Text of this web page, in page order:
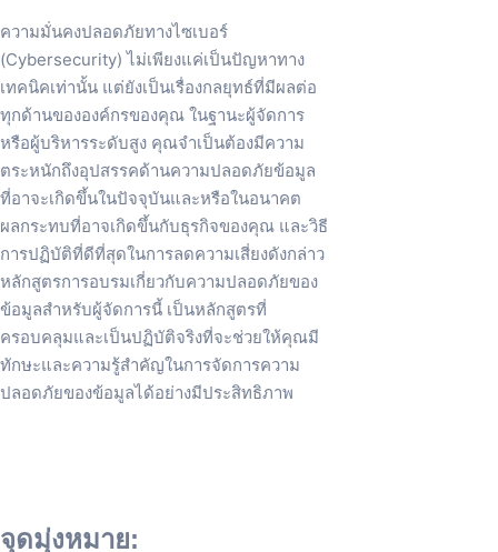
ความมั่นคงปลอดภัยทางไซเบอร์
(Cybersecurity) ไม่เพียงแค่เป็นปัญหาทาง
เทคนิคเท่านั้น แต่ยังเป็นเรื่องกลยุทธ์ที่มีผลต่อ
ทุกด้านขององค์กรของคุณ ในฐานะผู้จัดการ
หรือผู้บริหารระดับสูง คุณจำเป็นต้องมีความ
ตระหนักถึงอุปสรรคด้านความปลอดภัยข้อมูล
ที่อาจะเกิดขึ้นในปัจจุบันและหรือในอนาคต
ผลกระทบที่อาจเกิดขึ้นกับธุรกิจของคุณ และวิธี
การปฏิบัติที่ดีที่สุดในการลดความเสี่ยงดังกล่าว
หลักสูตรการอบรมเกี่ยวกับความปลอดภัยของ
ข้อมูลสำหรับผู้จัดการนี้ เป็นหลักสูตรที่
ครอบคลุมและเป็นปฏิบัติจริงที่จะช่วยให้คุณมี
ทักษะและความรู้สำคัญในการจัดการความ
ปลอดภัยของข้อมูลได้อย่างมีประสิทธิภาพ
จุดมุ่งหมาย: